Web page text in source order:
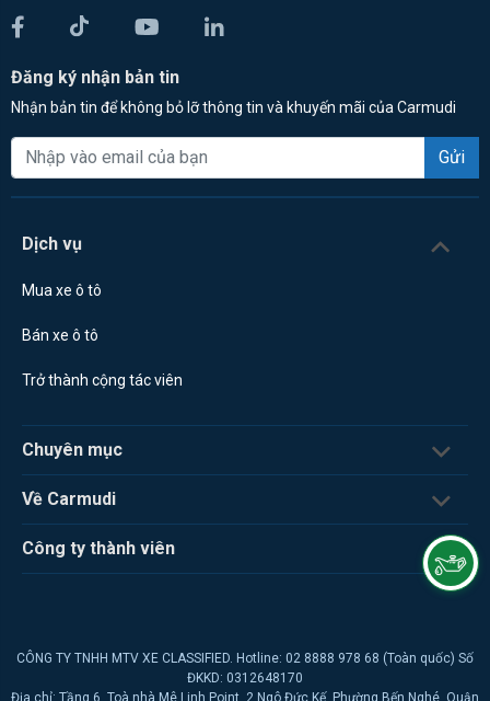
Đăng ký nhận bản tin
Nhận bản tin để không bỏ lỡ thông tin và khuyến mãi của Carmudi
Gửi
Dịch vụ
Mua xe ô tô
Bán xe ô tô
Trở thành cộng tác viên
Chuyên mục
Về Carmudi
Công ty thành viên
CÔNG TY TNHH MTV XE CLASSIFIED. Hotline: 02 8888 978 68 (Toàn quốc) Số
ĐKKD: 0312648170
Địa chỉ: Tầng 6, Toà nhà Mê Linh Point, 2 Ngô Đức Kế, Phường Bến Nghé, Quận